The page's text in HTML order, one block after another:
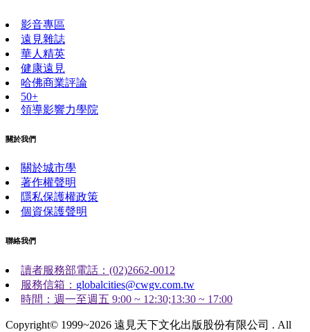
影音專區
遠見雜誌
華人精英
健康遠見
哈佛商業評論
50+
領導影響力學院
關於我們
關於城市學
著作權聲明
隱私保護權政策
個資保護聲明
聯絡我們
讀者服務部電話：(02)2662-0012
服務信箱： globalcities@cwgv.com.tw
時間：週一至週五 9:00 ~ 12:30;13:30 ~ 17:00
Copyright© 1999~2026 遠見天下文化出版股份有限公司 . All